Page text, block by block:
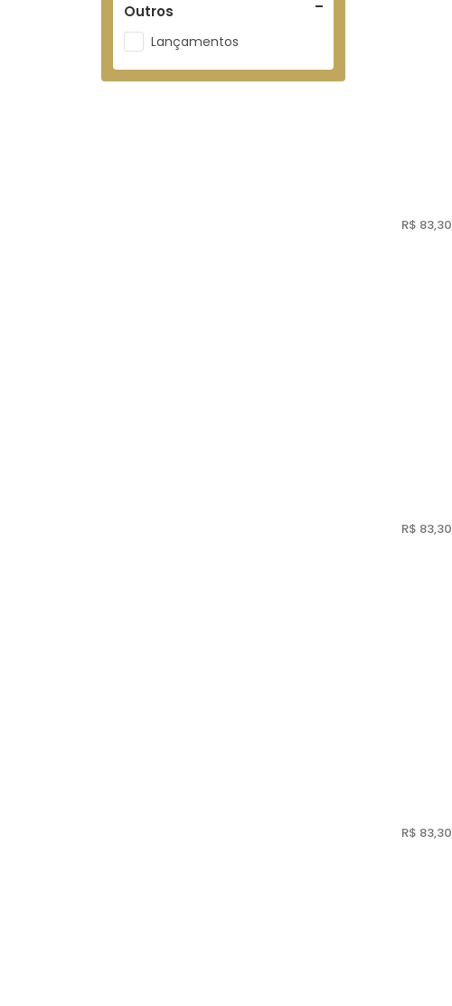
Outros
Lançamentos
R$ 83,30
R$ 83,30
R$ 83,30